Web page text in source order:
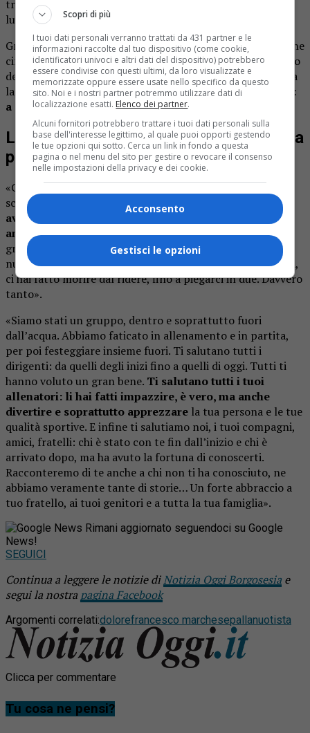
trasferimento ai Cedri di Fara, dove è rimasto per tutto il
lungo decorso clinico.
Grande la partecipazione al funerale, segno dell’affetto che
circondava Francesco. Tra i momenti più toccanti, il saluto
dei compagni della Waterpolo Novara, con cui condivideva
la passione per lo sport: «Ti porteremo sempre con noi:
a ogni allenamento, a ogni partita, nella nostra vita».
L’affettuoso ricordo dei compagni della
pallanuoto
«Ciao Fra – scrivono dalla Waterpolo -. Per noi ragazzi
scrivere un messaggio del genere è davvero difficile;
avremmo preferito raccontare di una tua giocata o,
ancora meglio, di qualche tua “trovata”. Sei stato un
grande sportivo, un grande pallanuotista: un’ottima
nuotata, ma soprattutto un gran tiro. Ma più di tutto, Fra,
ci hai fatto morire dal ridere, fino a piegarci in due. Davvero
tanto».
«Siamo stati un gruppo, dentro e soprattutto fuori
dall’acqua. Abbiamo faticato in allenamento e in partita,
per poi festeggiare insieme fuori. Ti salutano tutti i
dirigenti: da quelli degli inizi fino a quelli di oggi. Tutti ti
hanno voluto un gran bene. Ti salutano tutti i tuoi
allenatori: li hai fatti impazzire, è vero, ma anche
divertire e soprattutto apprezzare la tua persona e le tue
qualità sportive. E infine ti salutiamo noi, i tuoi compagni,
amici, fratelli: chi è stato con te fin dall’inizio e chi è
arrivato dopo, ma ha avuto la fortuna di conoscerti.
Racconteremo di te anche a chi non ti ha conosciuto, ne
abbiamo veramente tante di storie… Un forte abbraccio a
tuo fratello, ai tuoi genitori e a tutta la tua famiglia».
Rimani aggiornato seguendoci su Google
News!
SEGUICI
Continua a leggere le notizie diNotizia Oggi Borgosesia e
segui la nostra pagina Facebook
Argomenti correlati:dolorefrancesco marchesepallanuotista
Clicca per commentare
Tu cosa ne pensi?
Scopri di più
I tuoi dati personali verranno trattati da 431 partner e le
informazioni raccolte dal tuo dispositivo (come cookie,
identificatori univoci e altri dati del dispositivo) potrebbero
essere condivise con questi ultimi, da loro visualizzate e
memorizzate oppure essere usate nello specifico da questo
sito. Noi e i nostri partner potremmo utilizzare dati di
localizzazione esatti. Elenco dei partner.
Alcuni fornitori potrebbero trattare i tuoi dati personali sulla
base dell'interesse legittimo, al quale puoi opporti gestendo
le tue opzioni qui sotto. Cerca un link in fondo a questa
pagina o nel menu del sito per gestire o revocare il consenso
nelle impostazioni della privacy e dei cookie.
Acconsento
Gestisci le opzioni